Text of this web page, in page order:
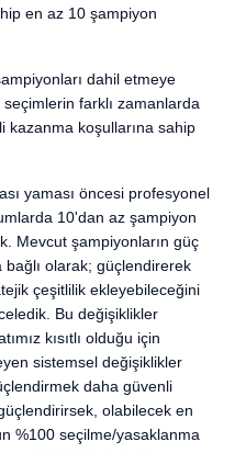
en az 10 şampiyon
dahil etmeye
farklı zamanlarda
kazanma koşullarına sahip
yaması öncesi profesyonel
10'dan az şampiyon
Mevcut şampiyonların güç
bağlı olarak; güçlendirerek
çeşitlilik ekleyebileceğini
Bu değişiklikler
kısıtlı olduğu için
sistemsel değişiklikler
daha güvenli
olabilecek en
%100 seçilme/yasaklanma